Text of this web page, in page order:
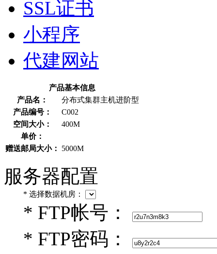
SSL证书
小程序
代建网站
产品基本信息
产品名：
分布式集群主机进阶型
产品编号：
C002
空间大小：
400M
单价：
赠送邮局大小：
5000M
服务器配置
* 选择数据机房：
* FTP帐号：
* FTP密码：